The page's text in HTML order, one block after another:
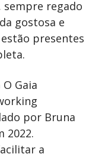
regado
gostosa e
presentes
O Gaia
por Bruna
2022.
a